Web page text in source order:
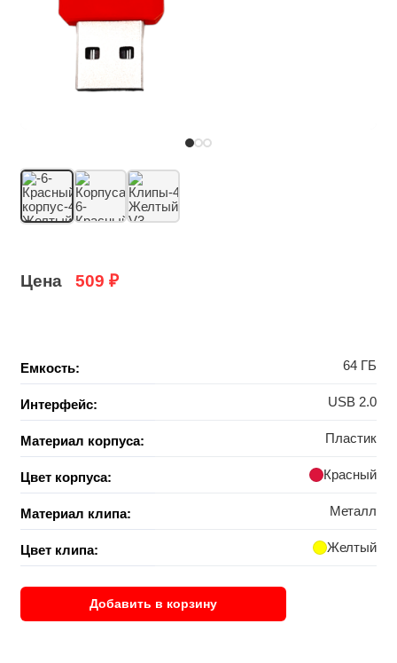
Цена 509₽
Емкость: 64 ГБ
Интерфейс: USB 2.0
Материал корпуса: Пластик
Цвет корпуса: Красный
Материал клипа: Металл
Цвет клипа: Желтый
Добавить в корзину